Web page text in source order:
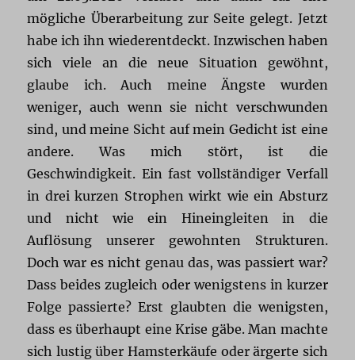
mögliche Überarbeitung zur Seite gelegt. Jetzt
habe ich ihn wiederentdeckt. Inzwischen haben
sich viele an die neue Situation gewöhnt,
glaube ich. Auch meine Ängste wurden
weniger, auch wenn sie nicht verschwunden
sind, und meine Sicht auf mein Gedicht ist eine
andere. Was mich stört, ist die
Geschwindigkeit. Ein fast vollständiger Verfall
in drei kurzen Strophen wirkt wie ein Absturz
und nicht wie ein Hineingleiten in die
Auflösung unserer gewohnten Strukturen.
Doch war es nicht genau das, was passiert war?
Dass beides zugleich oder wenigstens in kurzer
Folge passierte? Erst glaubten die wenigsten,
dass es überhaupt eine Krise gäbe. Man machte
sich lustig über Hamsterkäufe oder ärgerte sich